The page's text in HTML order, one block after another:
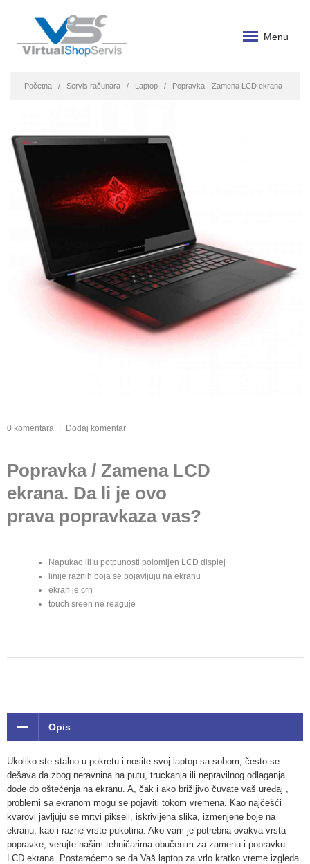
Menu
Početna Servis računara Laptop Popravka - Zamena LCD ekrana
0 komentara Dodaj komentar
Popravka / Zamena LCD
ekrana. Da li je ovo
prava popravkaza vas?
Napukao ili u potpunosti polomljen LCD displej
linije raznih boja se pojavljuju na ekranu
ekran je crn
touch sreen ne reaguje
Opis
Ukoliko ste stalno u pokretu i nosite svoj laptop sa sobom, često se
dešava da zbog neravnina na putu, truckanja ili nepravilnog odlaganja
dođe do oštećenja na ekranu. A, čak i ako brižljivo čuvate vaš uređaj ,
problemi sa ekranom mogu se pojaviti tokom vremena. Kao najčešći
kvarovi javljuju se mrtvi pikseli, iskrivljena slika, izmenjene boje na
ekranu, kao i razne vrste pukotina. Ako vam je potrebna ovakva vrsta
popravke, verujte našim tehničarima obučenim za zamenu i popravku
LCD ekrana. Postaraćemo se da Vaš laptop za vrlo kratko vreme izgleda